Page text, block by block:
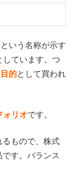
いう名称が示す
しています。つ
的として買われ
ォリオです。
もので、株式
す。バランス